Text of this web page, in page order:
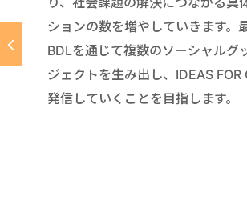
ションの数を増やしていきます。
BDLを通じて複数のソーシャルグ
ジェクトを生み出し、IDEAS FOR
発信していくことを目指します。